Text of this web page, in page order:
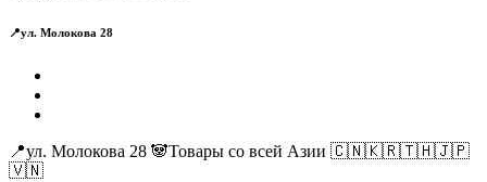
📍ул. Молокова 28
📍ул. Молокова 28 🐼Товары со всей Азии 🇨🇳🇰🇷🇹🇭🇯🇵
🇻🇳